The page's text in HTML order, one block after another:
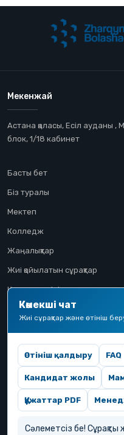
Мекенжай
Астана қаласы, Есіл ауданы ,
блок, 1/18 кабинет
Басты бет
Біз туралы
Мектеп
Колледж
Жаңалықтар
Жиі қойылатын сұрақтар
Конкурстық іріктеу
Үміткер жолы
Көмекші чат
Жиі сұрақтар және өтініш
Өтініш қалдыру FAQ
Кандидат жолы
Құжаттар PDF
Сәлеметсіз бе!